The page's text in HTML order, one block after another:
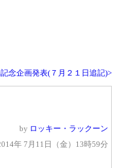
念企画発表(７月２１日追記)>
by ロッキー・ラックーン
年 7月11日（金）13時59分